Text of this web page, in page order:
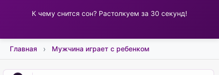
К чему снится сон? Растолкуем за 30 секунд!
Главная Мужчина играет с ребенком